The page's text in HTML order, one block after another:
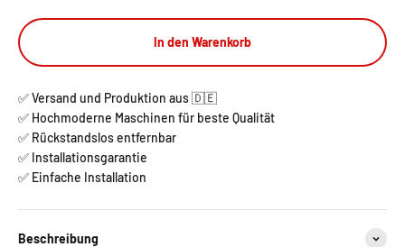
In den Warenkorb
✅ Versand und Produktion aus 🇩🇪
✅ Hochmoderne Maschinen für beste Qualität
✅ Rückstandslos entfernbar
✅ Installationsgarantie
✅ Einfache Installation
Beschreibung